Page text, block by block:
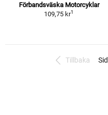
Förbandsväska Motorcyklar
109,75 kr1
Tillbaka